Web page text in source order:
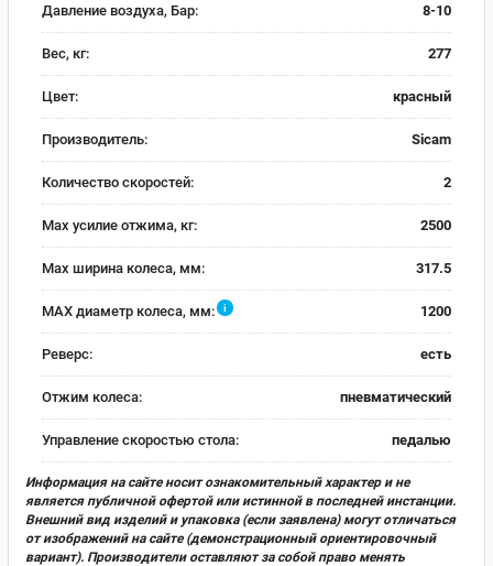
Давление воздуха, Бар: 8-10
Вес, кг: 277
Цвет: красный
Производитель: Sicam
Количество скоростей: 2
Max усилие отжима, кг: 2500
Max ширина колеса, мм: 317.5
MAX диаметр колеса, мм: i 1200
Реверс: есть
Отжим колеса: пневматический
Управление скоростью стола: педалью
Информация на сайте носит ознакомительный характер и не
является публичной офертой или истинной в последней инстанции.
Внешний вид изделий и упаковка (если заявлена) могут отличаться
от изображений на сайте (демонстрационный ориентировочный
вариант). Производители оставляют за собой право менять